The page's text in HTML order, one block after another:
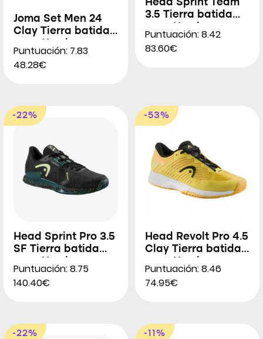
Joma Set Men 24
Clay Tierra batida
Puntuación: 7.83
48.28€
Head Sprint Team
3.5 Tierra batida
Puntuación: 8.42
83.60€
-22%
Head Sprint Pro 3.5
SF Tierra batida
Puntuación: 8.75
140.40€
-53%
Head Revolt Pro 4.5
Clay Tierra batida
Puntuación: 8.46
74.95€
-22% -11%